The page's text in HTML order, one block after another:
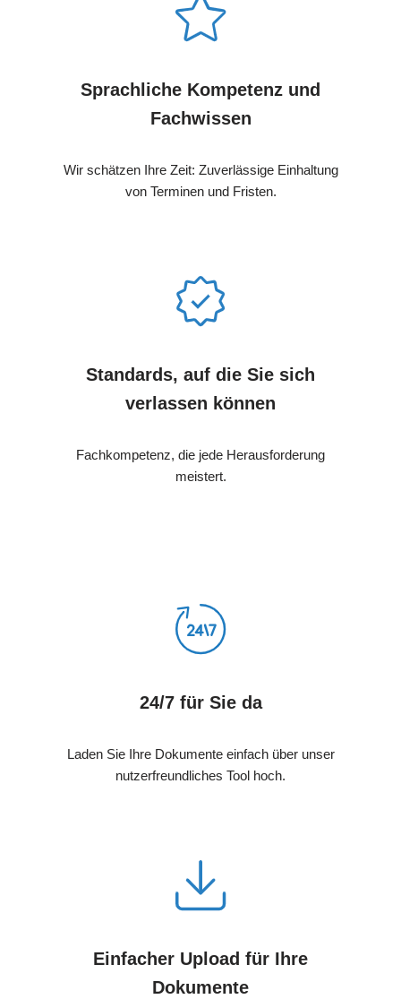
Sprachliche Kompetenz und
Fachwissen
Wir schätzen Ihre Zeit: Zuverlässige Einhaltung
von Terminen und Fristen.
Standards, auf die Sie sich
verlassen können
Fachkompetenz, die jede Herausforderung
meistert.
24/7 für Sie da
Laden Sie Ihre Dokumente einfach über unser
nutzerfreundliches Tool hoch.
Einfacher Upload für Ihre
Dokumente